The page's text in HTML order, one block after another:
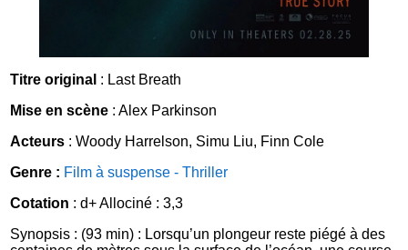
Titre original : Last Breath
Mise en scène : Alex Parkinson
Acteurs : Woody Harrelson, Simu Liu, Finn Cole
Genre : Film à suspense - Thriller
Cotation : d+ Allociné : 3,3
Synopsis : (93 min) : Lorsqu’un plongeur reste piégé à des